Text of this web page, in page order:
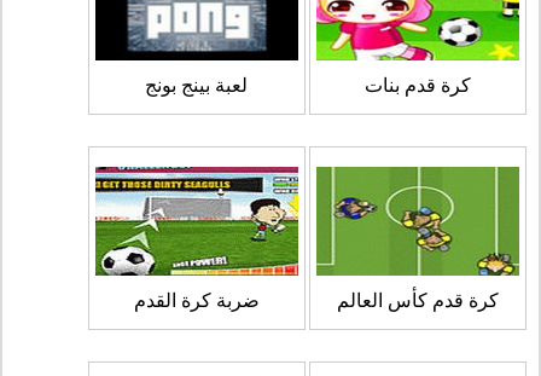
كرة قدم بنات لعبة بينج بونج
كرة قدم كأس العالم ضربة كرة القدم